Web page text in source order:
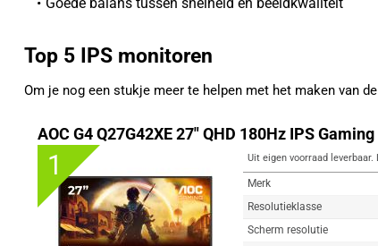
Top 5 IPS monitoren
Om je nog een stukje meer te helpen met het maken van
AOC G4 Q27G42XE 27" QHD 180Hz IPS
1 Uit eigen voorraad leverbaar.
Merk
Resolutieklasse
Scherm resolutie